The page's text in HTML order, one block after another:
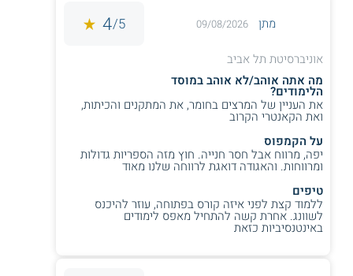
מתן 09/08/2026
5/
4
אוניברסיטת תל אביב
מה אתה אוהב/לא אוהב במוסד
הלימודים?
את העניין של המרצים בחומר, את המתקנים והכיתות,
ואת הקאנטרי הקרוב
על הקמפוס
יפה, מרווח אבל חסר חנייה. חוץ מזה הספריות גדולות
ומרווחות. והאגודה דואגת לרווחה שלנו מאוד
טיפים
ללמוד קצת לפני איזה קורס בפתוחה, עוזר להיכנס
לשוונג. אחרת קשה להתחיל מאפס לימודים
באינטנסיביות כזאת